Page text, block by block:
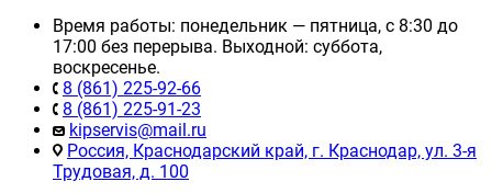
Время работы: понедельник — пятница, с 8:30 до
17:00 без перерыва. Выходной: суббота,
воскресенье.
8 (861) 225-92-66
8 (861) 225-91-23
kipservis@mail.ru
Россия, Краснодарский край, г. Краснодар, ул. 3-я
Трудовая, д. 100